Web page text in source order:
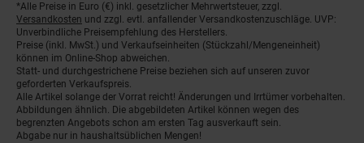
Fußnoten
*Alle Preise in Euro (€) inkl. gesetzlicher Mehrwertsteuer, zzgl.
Versandkosten und zzgl. evtl. anfallender Versandkostenzuschläge. UVP:
Unverbindliche Preisempfehlung des Herstellers.
Preise (inkl. MwSt.) und Verkaufseinheiten (Stückzahl/Mengeneinheit)
können im Online-Shop abweichen.
Statt- und durchgestrichene Preise beziehen sich auf unseren zuvor
geforderten Verkaufspreis.
Alle Artikel solange der Vorrat reicht! Änderungen und Irrtümer vorbehalten.
Abbildungen ähnlich. Die abgebildeten Artikel können wegen des
begrenzten Angebots schon am ersten Tag ausverkauft sein.
Abgabe nur in haushaltsüblichen Mengen!